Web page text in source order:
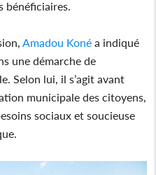
bénéficiaires.
Amadou Koné a indiqué
une démarche de
Selon lui, il s’agit avant
municipale des citoyens,
sociaux et soucieuse